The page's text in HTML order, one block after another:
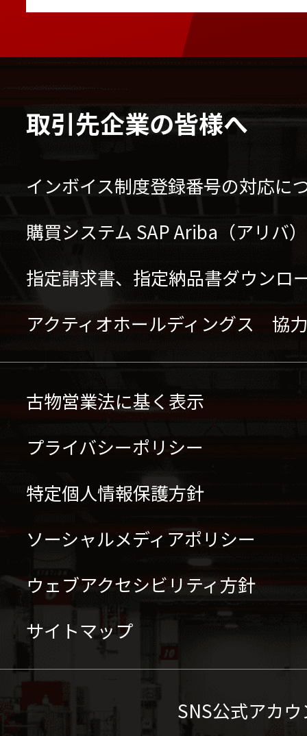
取引先企業の皆様へ
インボイス制度登録番号の対応に
購買システム SAP Ariba（アリバ
指定請求書、指定納品書ダウンロ
アクティオホールディングス 協
古物営業法に基く表示
プライバシーポリシー
特定個人情報保護方針
ソーシャルメディアポリシー
ウェブアクセシビリティ方針
サイトマップ
SNS公式アカ